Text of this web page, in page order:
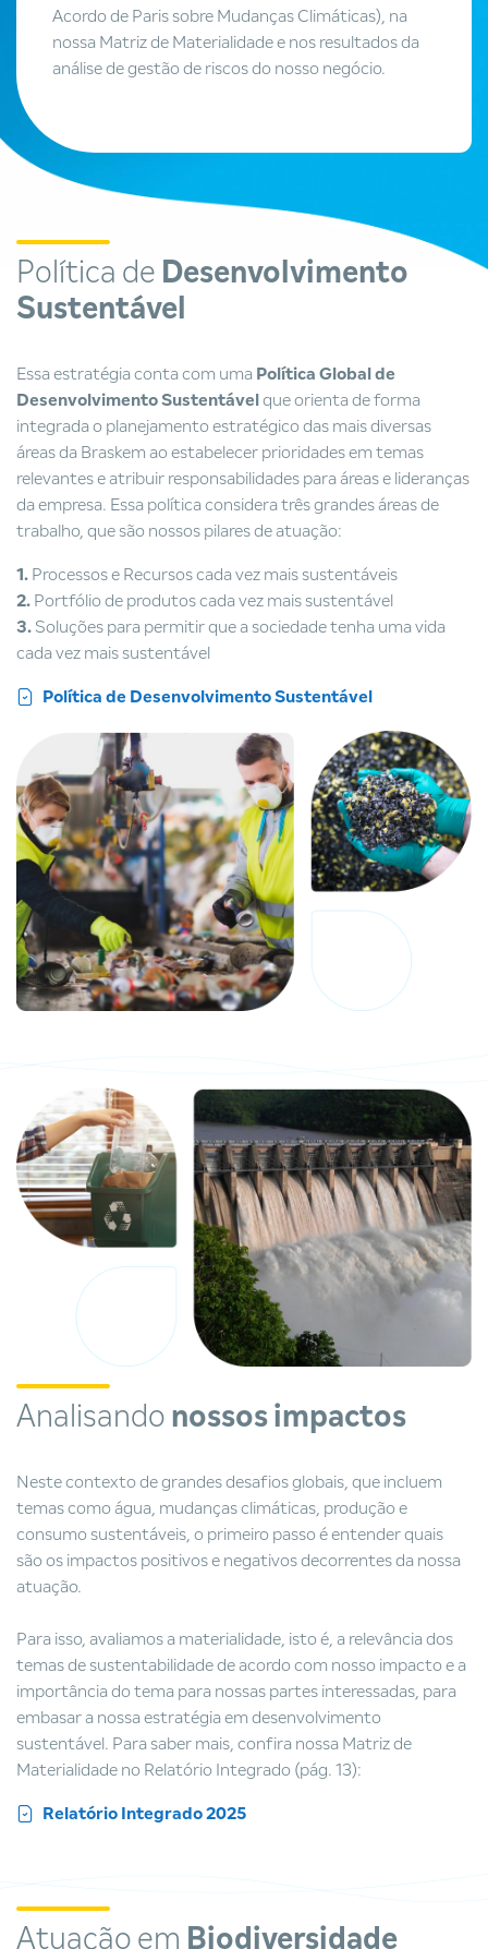
Acordo de Paris sobre Mudanças Climáticas), na
nossa Matriz de Materialidade e nos resultados da
análise de gestão de riscos do nosso negócio.
Política de Desenvolvimento
Sustentável
Essa estratégia conta com uma Política Global de
Desenvolvimento Sustentável que orienta de forma
integrada o planejamento estratégico das mais diversas
áreas da Braskem ao estabelecer prioridades em temas
relevantes e atribuir responsabilidades para áreas e lideranças
da empresa. Essa política considera três grandes áreas de
trabalho, que são nossos pilares de atuação:
1. Processos e Recursos cada vez mais sustentáveis
2. Portfólio de produtos cada vez mais sustentável
3. Soluções para permitir que a sociedade tenha uma vida
cada vez mais sustentável
Política de Desenvolvimento Sustentável
Analisando nossos impactos
Neste contexto de grandes desafios globais, que incluem
temas como água, mudanças climáticas, produção e
consumo sustentáveis, o primeiro passo é entender quais
são os impactos positivos e negativos decorrentes da nossa
atuação.
Para isso, avaliamos a materialidade, isto é, a relevância dos
temas de sustentabilidade de acordo com nosso impacto e a
importância do tema para nossas partes interessadas, para
embasar a nossa estratégia em desenvolvimento
sustentável. Para saber mais, confira nossa Matriz de
Materialidade no Relatório Integrado (pág. 13):
Relatório Integrado 2025
Atuação em Biodiversidade